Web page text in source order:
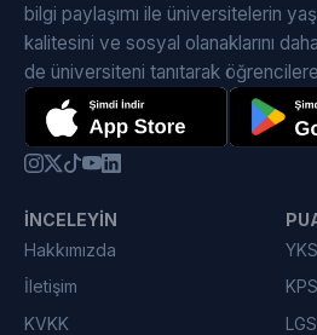
bilgi paylaşımı ile üniversitelerin
kalitesini ve sosyal olanaklarını
de üniversiteni tanıtarak öğrencilere
İNCELEYIN
Hakkımızda
İletişim
KVKK